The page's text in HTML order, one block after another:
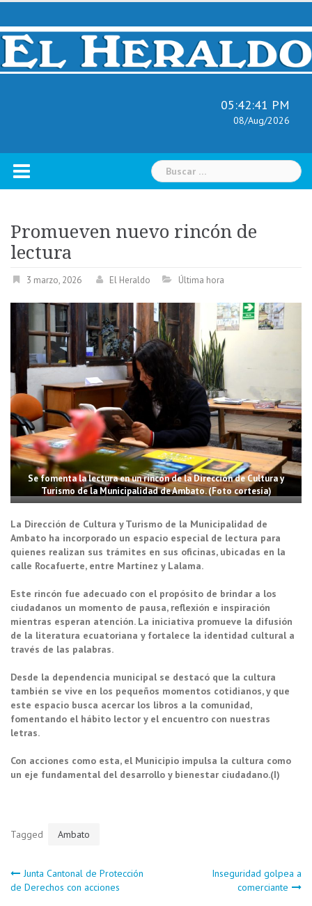
Skip
content
05:42:42 PM
08/Aug/2026
Buscar:
Promueven nuevo rincón de
lectura
3 marzo, 2026 El Heraldo Última hora
Se fomenta la lectura en un rincón de la Dirección de Cultura y
Turismo de la Municipalidad de Ambato. (Foto cortesía)
La Dirección de Cultura y Turismo de la Municipalidad de
Ambato ha incorporado un espacio especial de lectura para
quienes realizan sus trámites en sus oficinas, ubicadas en la
calle Rocafuerte, entre Martínez y Lalama.
Este rincón fue adecuado con el propósito de brindar a los
ciudadanos un momento de pausa, reflexión e inspiración
mientras esperan atención. La iniciativa promueve la difusión
de la literatura ecuatoriana y fortalece la identidad cultural a
través de las palabras.
Desde la dependencia municipal se destacó que la cultura
también se vive en los pequeños momentos cotidianos, y que
este espacio busca acercar los libros a la comunidad,
fomentando el hábito lector y el encuentro con nuestras
letras.
Con acciones como esta, el Municipio impulsa la cultura como
un eje fundamental del desarrollo y bienestar ciudadano.(I)
Tagged Ambato
Navegación
Junta Cantonal de Protección
de Derechos con acciones
Inseguridad golpea a
comerciante